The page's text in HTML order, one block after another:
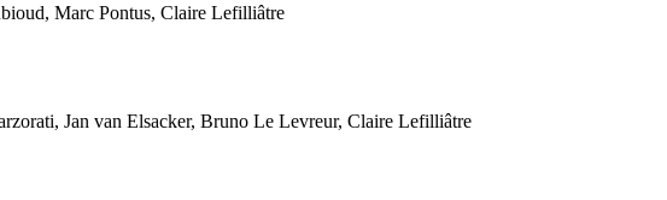
Marc Pontus, Claire Lefilliâtre
Jan van Elsacker, Bruno Le Levreur, Claire Lefilliâtre